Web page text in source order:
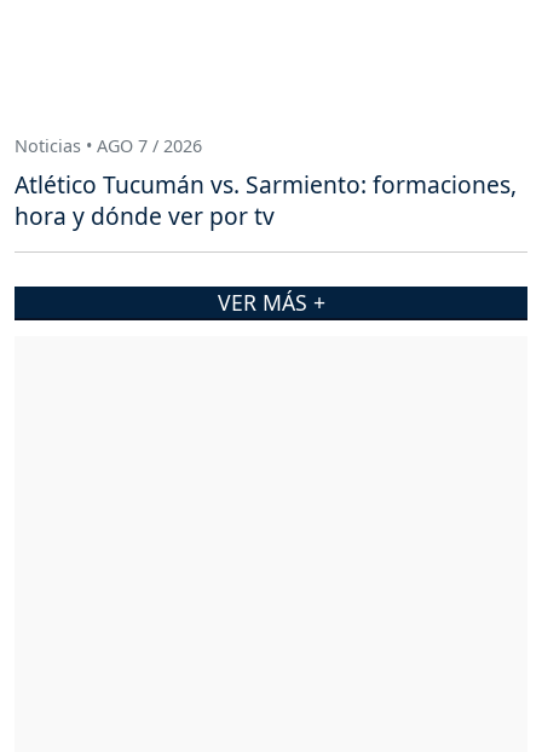
Noticias • AGO 7 / 2026
Atlético Tucumán vs. Sarmiento: formaciones,
hora y dónde ver por tv
VER MÁS +